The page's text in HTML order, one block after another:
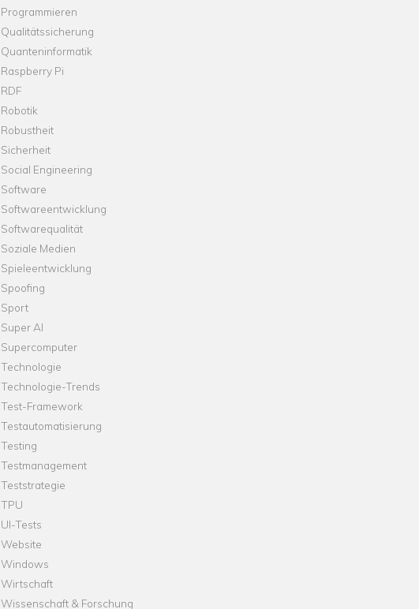
Programmieren
Qualitätssicherung
Quanteninformatik
Raspberry Pi
RDF
Robotik
Robustheit
Sicherheit
Social Engineering
Software
Softwareentwicklung
Softwarequalität
Soziale Medien
Spieleentwicklung
Spoofing
Sport
Super AI
Supercomputer
Technologie
Technologie-Trends
Test-Framework
Testautomatisierung
Testing
Testmanagement
Teststrategie
TPU
UI-Tests
Website
Windows
Wirtschaft
Wissenschaft & Forschung